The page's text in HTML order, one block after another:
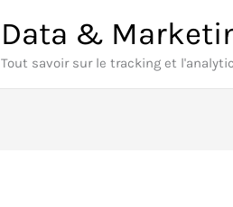
Data &
Tout savoir sur le tracking et